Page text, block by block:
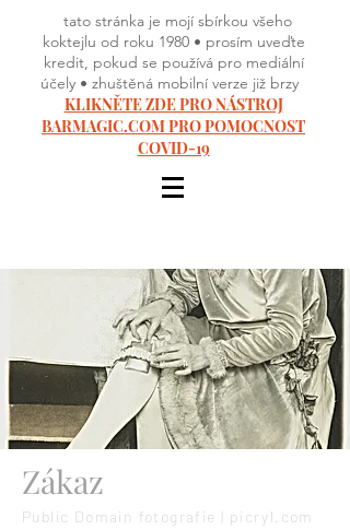
tato stránka je mojí sbírkou všeho
koktejlu od roku 1980 • prosím uveďte
kredit, pokud se používá pro mediální
účely • zhuštěná mobilní verze již brzy
KLIKNĚTE ZDE PRO NÁSTROJ
BARMAGIC.COM PRO POMOCNOST
COVID-19
Zákaz
Public Domain fotografie | picryl.com